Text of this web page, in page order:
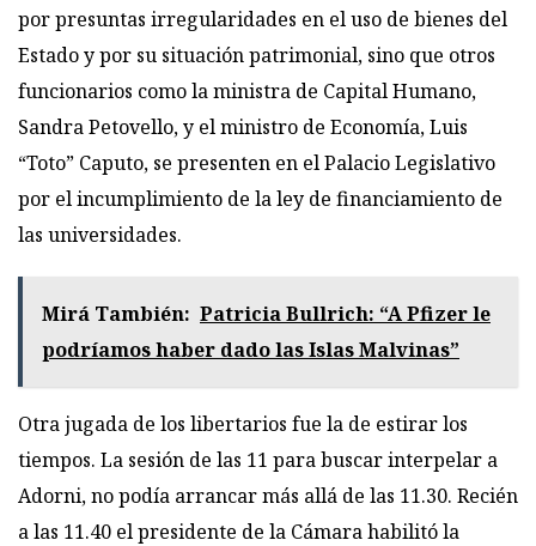
por presuntas irregularidades en el uso de bienes del
Estado y por su situación patrimonial, sino que otros
funcionarios como la ministra de Capital Humano,
Sandra Petovello, y el ministro de Economía, Luis
“Toto” Caputo, se presenten en el Palacio Legislativo
por el incumplimiento de la ley de financiamiento de
las universidades.
Mirá También: Patricia Bullrich: “A Pfizer le
podríamos haber dado las Islas Malvinas”
Otra jugada de los libertarios fue la de estirar los
tiempos. La sesión de las 11 para buscar interpelar a
Adorni, no podía arrancar más allá de las 11.30. Recién
a las 11.40 el presidente de la Cámara habilitó la